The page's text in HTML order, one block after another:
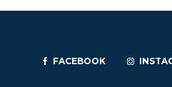
FACEBOOK